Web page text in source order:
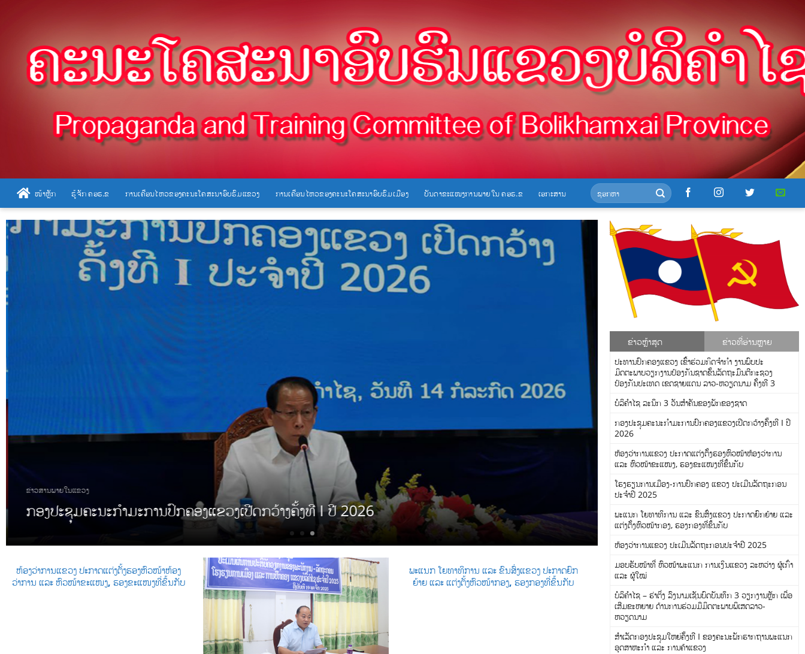
- -
ໜ້າຫຼັກ ຮູ້ຈັກ ຄອຮ.ຂ ການເຄື່ອນໄຫວຂອງຄະນະໂຄສະນາອົບຮົມແຂວງ ການເຄື່ອນໄຫວຂອງຄະນະໂຄສະນາອົບຮົມເມືອງ ບັນດາຂະແໜງການພາຍໃນ ຄອຮ.ຂ ເອກະສານ
ຂ່າວສານພາຍໃນແຂວງ
ປະທານປົກຄອງແຂວງ ເຂົ້າຮ່ວມກິດຈຳກຳ ງານພົບປະມິດຕະພາບວຽກງານປ້ອງກັນຊາດຂັ້ນລັດຖະມົນຕີກະຊວງ
ປ້ອງກັນປະເທດ ເຂດຊາຍແດນ ລາວ-ຫວຽດນາມ ຄັ້ງທີ 3
ຫ້ອງວ່າການແຂວງ ປະກາດແຕ່ງຕັ້ງຮອງຫົວໜ້າຫ້ອງ
ວ່າການ ແລະ ຫົວໜ້າຂະແໜງ, ຮອງຂະແໜງທີ່ຂຶ້ນກັບ
ພະແນກ ໂຍທາທິການ ແລະ ຂົນສົ່ງແຂວງ ປະກາດຍົກ
ຍ້າຍ ແລະ ແຕ່ງຕັ້ງຫົວໜ້າກອງ, ຮອງກອງທີ່ຂຶ້ນກັບ
ຂ່າວຫຼ້າສຸດ ຂ່າວທີ່ອ່ານຫຼາຍ
ປະທານປົກຄອງແຂວງ ເຂົ້າຮ່ວມກິດຈຳກຳ ງານພົບປະ
ມິດຕະພາບວຽກງານປ້ອງກັນຊາດຂັ້ນລັດຖະມົນຕີກະຊວງ
ປ້ອງກັນປະເທດ ເຂດຊາຍແດນ ລາວ-ຫວຽດນາມ ຄັ້ງທີ 3
ບໍລິຄຳໄຊ ລະນຶກ 3 ວັນສຳຄັນຂອງພັກຂອງຊາດ
ກອງປະຊຸມຄະນະກໍາມະການປົກຄອງແຂວງເປີດກວ້າງຄັ້ງທີ I ປີ
2026
ຫ້ອງວ່າການແຂວງ ປະກາດແຕ່ງຕັ້ງຮອງຫົວໜ້າຫ້ອງວ່າການ
ແລະ ຫົວໜ້າຂະແໜງ, ຮອງຂະແໜງທີ່ຂຶ້ນກັບ
ໂຮງຮຽນການເມືອງ-ການປົກຄອງ ແຂວງ ປະເມີນລັດຖະກອນ
ປະຈຳປີ 2025
ພະແນກ ໂຍທາທິການ ແລະ ຂົນສົ່ງແຂວງ ປະກາດຍົກຍ້າຍ ແລະ
ແຕ່ງຕັ້ງຫົວໜ້າກອງ, ຮອງກອງທີ່ຂຶ້ນກັບ
ຫ້ອງວ່າການແຂວງ ປະເມີນລັດຖະກອນປະຈຳປີ 2025
ມອບຮັບໜ້າທີ່ ຫົວໜ້າພະແນກ ການເງິນແຂວງ ລະຫວ່າງ ຜູ້ເກົ່າ
ແລະ ຜູ້ໃໝ່
ບໍລິຄຳໄຊ – ຮ່າຕິ່ງ ລົງນາມເຊັນບົດບັນທຶກ 3 ວຽກງານຫຼັກ ເພື່ອ
ເສີມຂະຫຍາຍ ດ້ານການຮ່ວມມືມິດຕະພາບພິເສດລາວ-
ຫວຽດນາມ
ສຳເລັດກອງປະຊຸມໃຫຍ່ຄັ້ງທີ I ຂອງຄະນະພັກຮາກຖານພະແນກ
ອຸດສາຫະກໍາ ແລະ ການຄ້າແຂວງ